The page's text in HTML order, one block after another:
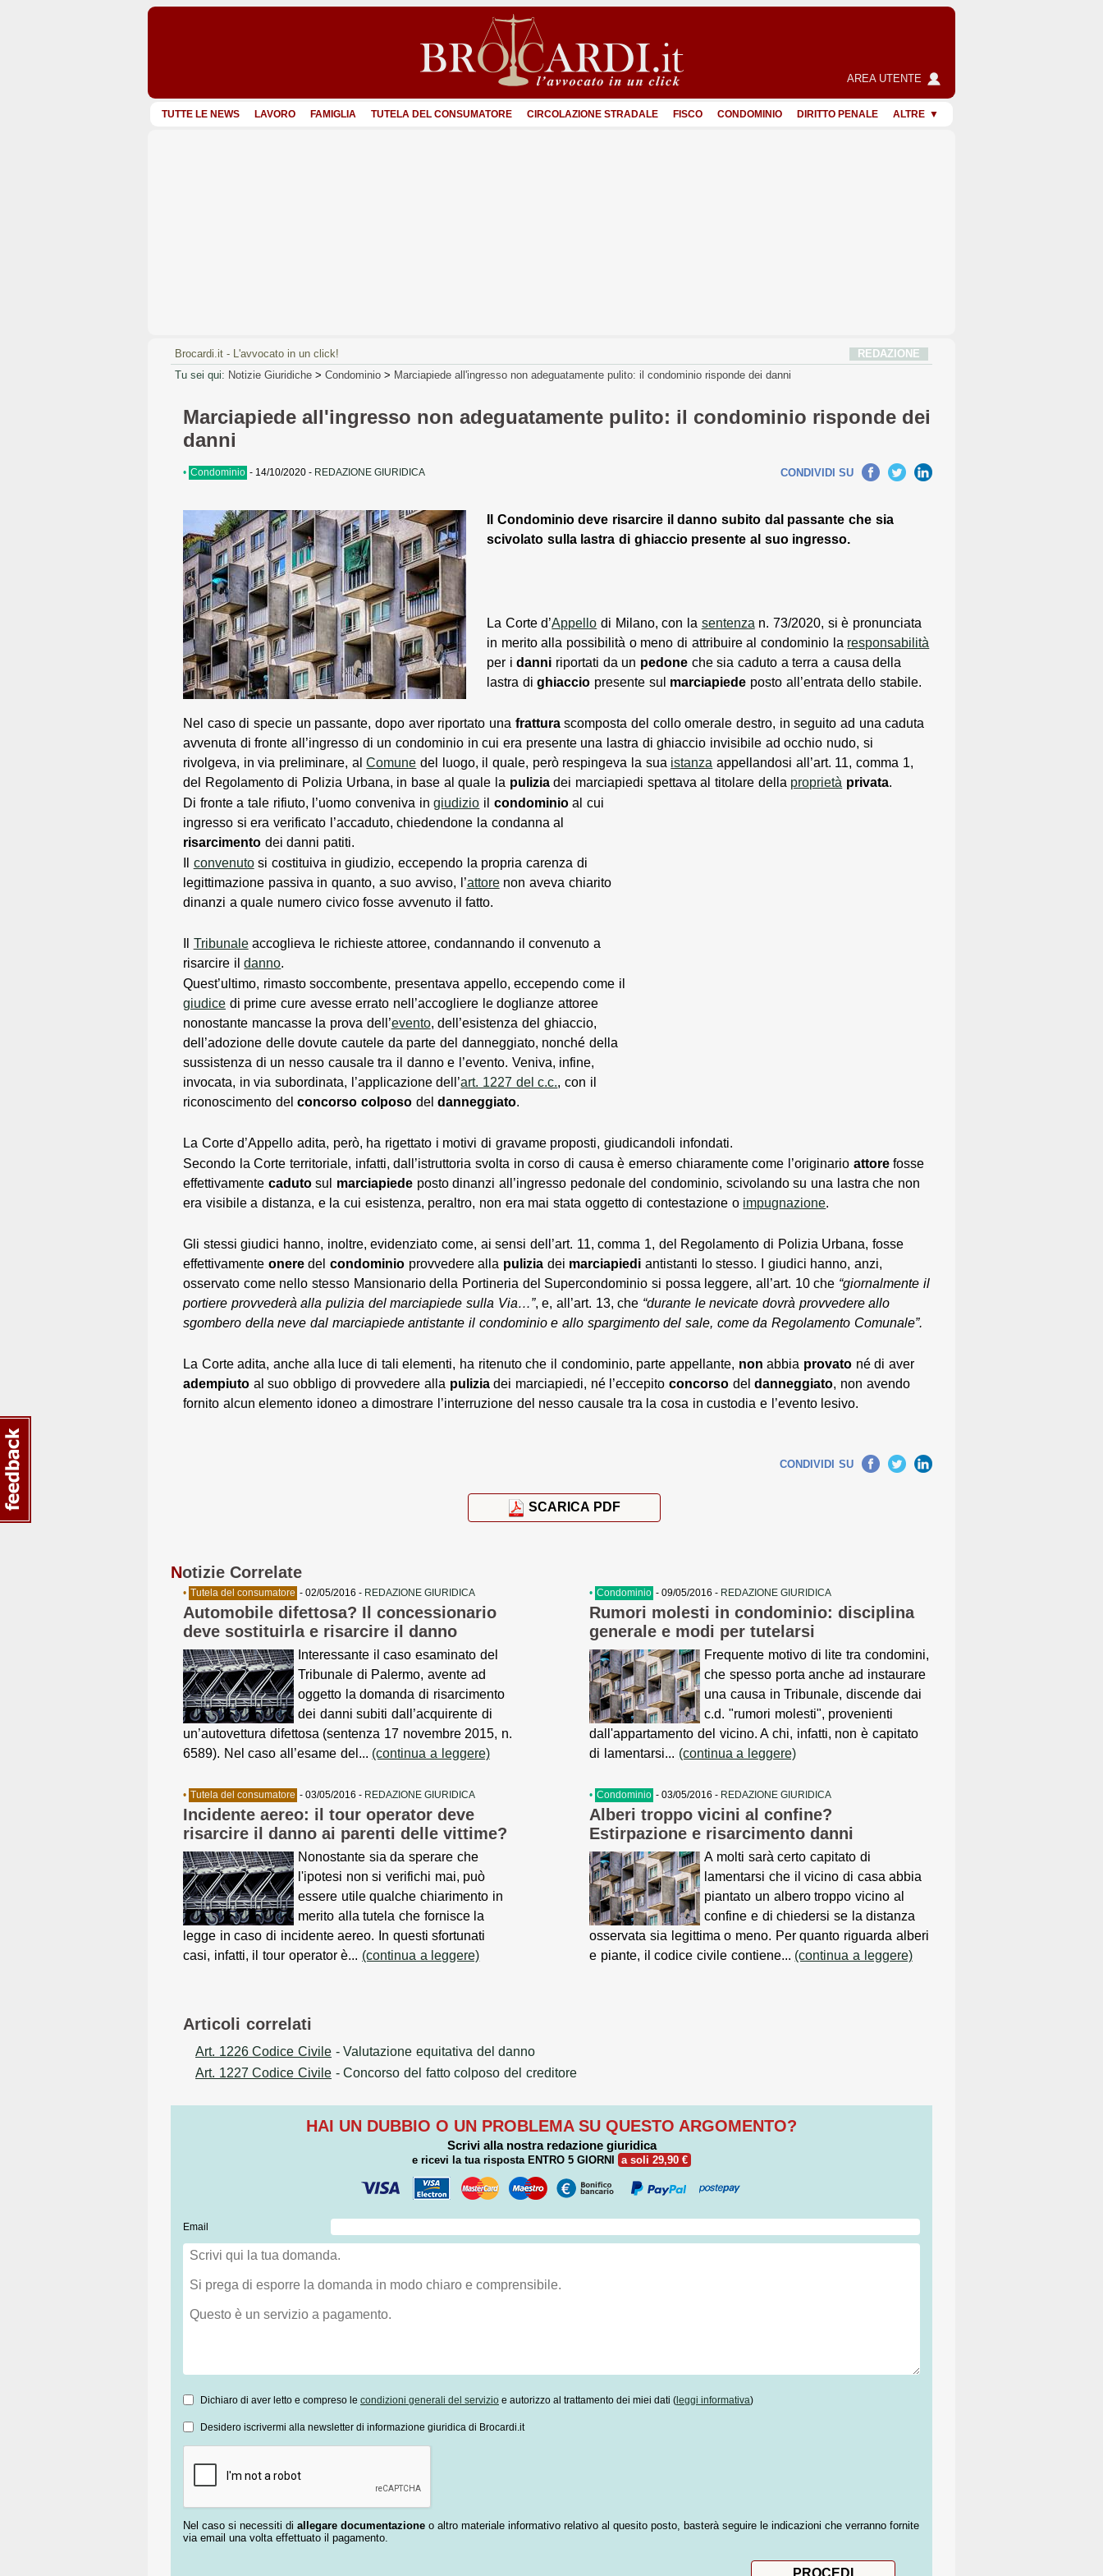
AREA UTENTE
TUTTE LE NEWS LAVORO FAMIGLIA TUTELA DEL CONSUMATORE CIRCOLAZIONE STRADALE FISCO CONDOMINIO DIRITTO PENALE ALTRE
Brocardi.it - L'avvocato in un click!
REDAZIONE
Tu sei qui: Notizie Giuridiche > Condominio > Marciapiede all'ingresso non adeguatamente pulito: il condominio risponde dei danni
Marciapiede all'ingresso non adeguatamente pulito: il condominio risponde dei
danni
• Condominio - 14/10/2020 - REDAZIONE GIURIDICA CONDIVIDI SU
Il Condominio deve risarcire il danno subito dal passante che sia
scivolato sulla lastra di ghiaccio presente al suo ingresso.
La Corte d’Appello di Milano, con la sentenza n. 73/2020, si è pronunciata
in merito alla possibilità o meno di attribuire al condominio la responsabilità
per idanni riportati da un pedone che sia caduto a terra a causa della
lastra dighiaccio presente sul marciapiede posto all’entrata dello stabile.
Nel caso di specie un passante, dopo aver riportato una fratturascomposta del collo omerale destro, in seguito ad una caduta
avvenuta di fronte all’ingresso di un condominio in cui era presente una lastra di ghiaccio invisibile ad occhio nudo, si
rivolgeva, in via preliminare, alComune del luogo, il quale, però respingeva la sua istanza appellandosi all’art. 11, comma 1,
del Regolamento di Polizia Urbana, in base al quale la puliziadei marciapiedi spettava al titolare della proprietà privata.
Di fronte a tale rifiuto, l’uomo conveniva ingiudizio il condominioal cui
ingresso si era verificato l’accaduto, chiedendone la condanna al
risarcimento dei danni patiti.
convenutosi costituiva in giudizio, eccependo la propria carenza di
legittimazione passiva in quanto, a suo avviso, l’attorenon aveva chiarito
dinanzi a quale numero civico fosse avvenuto il fatto.
Tribunaleaccoglieva le richieste attoree, condannando il convenuto a
risarcire ildanno.
Quest’ultimo, rimasto soccombente, presentava appello, eccependo come il
giudice di prime cure avesse errato nell’accogliere le doglianze attoree
nonostante mancasse la prova dell’evento, dell’esistenza del ghiaccio,
dell’adozione delle dovute cautele da parte del danneggiato, nonché della
sussistenza di un nesso causale tra il danno e l’evento. Veniva, infine,
invocata, in via subordinata, l’applicazione dell’art. 1227 del c.c., con il
riconoscimento delconcorso colposo del danneggiato.
La Corte d’Appello adita, però, ha rigettato i motivi di gravame proposti, giudicandoli infondati.
Secondo la Corte territoriale, infatti, dall’istruttoria svolta in corso di causa è emerso chiaramente come l’originario attorefosse
effettivamente cadutosul marciapiede posto dinanzi all’ingresso pedonale del condominio, scivolando su una lastra che non
era visibile a distanza, e la cui esistenza, peraltro, non era mai stata oggetto di contestazione o impugnazione.
Gli stessi giudici hanno, inoltre, evidenziato come, ai sensi dell’art. 11, comma 1, del Regolamento di Polizia Urbana, fosse
effettivamente oneredelcondominio provvedere alla pulizia dei marciapiedi antistanti lo stesso. I giudici hanno, anzi,
osservato come nello stesso Mansionario della Portineria del Supercondominio si possa leggere, all’art. 10 che “giornalmente il
portiere provvederà alla pulizia del marciapiede sulla Via…”, e, all’art. 13, che “durante le nevicate dovrà provvedere allo
sgombero della neve dal marciapiede antistante il condominio e allo spargimento del sale, come da Regolamento Comunale”.
La Corte adita, anche alla luce di tali elementi, ha ritenuto che il condominio, parte appellante, non abbia provato né di aver
adempiuto al suo obbligo di provvedere alla puliziadei marciapiedi, né l’eccepitoconcorso deldanneggiato, non avendo
fornito alcun elemento idoneo a dimostrare l’interruzione del nesso causale tra la cosa in custodia e l’evento lesivo.
CONDIVIDI SUFacebookTwitterLinkedIn
SCARICA PDF
Notizie Correlate
• Tutela del consumatore - 02/05/2016 - REDAZIONE GIURIDICA
Automobile difettosa? Il concessionario
deve sostituirla e risarcire il danno
Interessante il caso esaminato del
Tribunale di Palermo, avente ad
oggetto la domanda di risarcimento
dei danni subiti dall’acquirente di
un’autovettura difettosa (sentenza 17 novembre 2015, n.
6589). Nel caso all’esame del... (continua a leggere)
• Tutela del consumatore - 03/05/2016 - REDAZIONE GIURIDICA
Incidente aereo: il tour operator deve
risarcire il danno ai parenti delle vittime?
Nonostante sia da sperare che
l'ipotesi non si verifichi mai, può
essere utile qualche chiarimento in
merito alla tutela che fornisce la
legge in caso di incidente aereo. In questi sfortunati
casi, infatti, il tour operator è... (continua a leggere)
• Condominio - 09/05/2016 - REDAZIONE GIURIDICA
Rumori molesti in condominio: disciplina
generale e modi per tutelarsi
Frequente motivo di lite tra condomini,
che spesso porta anche ad instaurare
una causa in Tribunale, discende dai
c.d. "rumori molesti", provenienti
dall'appartamento del vicino. A chi, infatti, non è capitato
di lamentarsi... (continua a leggere)
• Condominio - 03/05/2016 - REDAZIONE GIURIDICA
Alberi troppo vicini al confine?
Estirpazione e risarcimento danni
A molti sarà certo capitato di
lamentarsi che il vicino di casa abbia
piantato un albero troppo vicino al
confine e di chiedersi se la distanza
osservata sia legittima o meno. Per quanto riguarda alberi
e piante, il codice civile contiene... (continua a leggere)
Articoli correlati
Art. 1226 Codice Civile - Valutazione equitativa del danno
Art. 1227 Codice Civile - Concorso del fatto colposo del creditore
HAI UN DUBBIO O UN PROBLEMA SU QUESTO ARGOMENTO?
Scrivi alla nostra redazione giuridica
e ricevi la tua risposta ENTRO 5 GIORNI a soli 29,90 €
Email
Dichiaro di aver letto e compreso le condizioni generali del servizio e autorizzo al trattamento dei miei dati ( leggi informativa)
Desidero iscrivermi alla newsletter di informazione giuridica di Brocardi.it
Nel caso si necessiti di allegare documentazione o altro materiale informativo relativo al quesito posto, basterà seguire le indicazioni che verranno fornite
via email una volta effettuato il pagamento.